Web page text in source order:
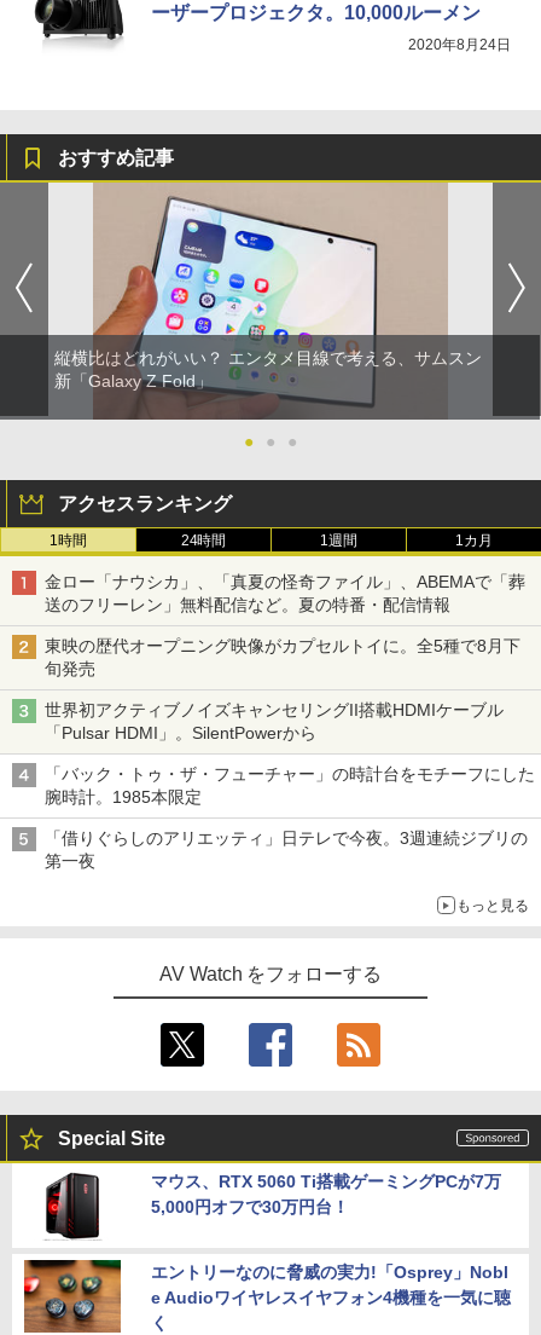
ーザープロジェクタ。10,000ルーメン
2020年8月24日
おすすめ記事
縦横比はどれがいい？ エンタメ目線で考える、サムスン
新「Galaxy Z Fold」
● ● ●
アクセスランキング
1時間 24時間 1週間 1カ月
金ロー「ナウシカ」、「真夏の怪奇ファイル」、ABEMAで「葬
送のフリーレン」無料配信など。夏の特番・配信情報
東映の歴代オープニング映像がカプセルトイに。全5種で8月下
旬発売
世界初アクティブノイズキャンセリングII搭載HDMIケーブル
「Pulsar HDMI」。SilentPowerから
「バック・トゥ・ザ・フューチャー」の時計台をモチーフにした
腕時計。1985本限定
「借りぐらしのアリエッティ」日テレで今夜。3週連続ジブリの
第一夜
もっと見る
AV Watch をフォローする
Special Site
マウス、RTX 5060 Ti搭載ゲーミングPCが7万
5,000円オフで30万円台！
エントリーなのに脅威の実力!「Osprey」Nobl
e Audioワイヤレスイヤフォン4機種を一気に聴
く